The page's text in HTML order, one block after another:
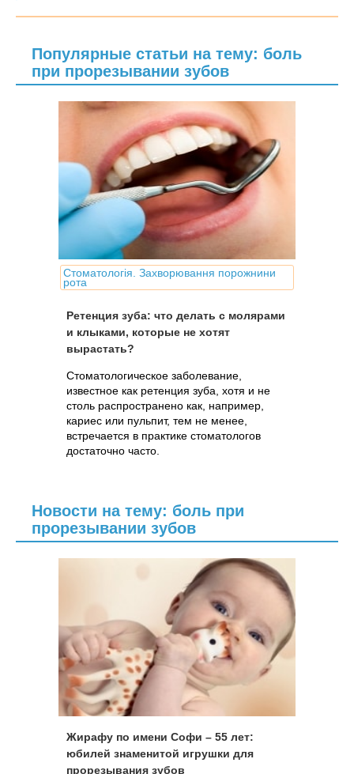
Популярные статьи на тему: боль
при прорезывании зубов
Стоматологія. Захворювання порожнини
рота
Ретенция зуба: что делать с молярами
и клыками, которые не хотят
вырастать?
Стоматологическое заболевание,
известное как ретенция зуба, хотя и не
столь распространено как, например,
кариес или пульпит, тем не менее,
встречается в практике стоматологов
достаточно часто.
Новости на тему: боль при
прорезывании зубов
Жирафу по имени Софи – 55 лет:
юбилей знаменитой игрушки для
прорезывания зубов